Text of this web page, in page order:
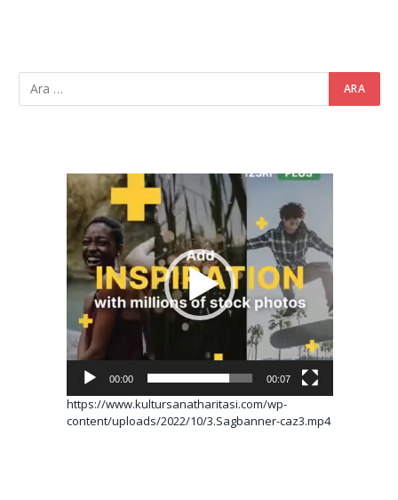
Video
oynatıcı
00:00 00:07
https://www.kultursanatharitasi.com/wp-
content/uploads/2022/10/3.Sagbanner-caz3.mp4